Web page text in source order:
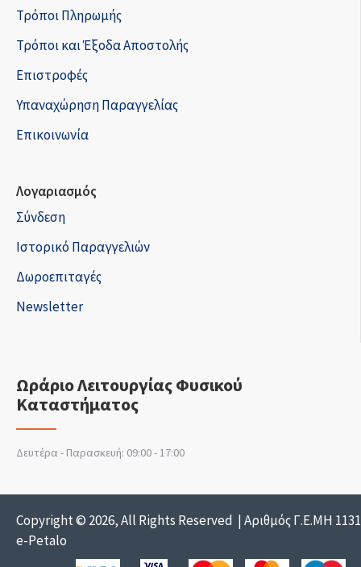
Τρόποι Πληρωμής
Τρόποι και Έξοδα Αποστολής
Επιστροφές
Υπαναχώρηση Παραγγελίας
Επικοινωνία
Λογαριασμός
Σύνδεση
Ιστορικό Παραγγελιών
Δωροεπιταγές
Newsletter
Ωράριο Λειτουργίας Φυσικού
Καταστήματος
Δευτέρα - Παρασκευή: 09:00 - 17:00
Copyright © 2026, All Rights Reserved | Αριθμός Γ.Ε.ΜΗ
e-Petalo